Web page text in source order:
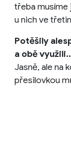
třeba musíme
u nich ve
Potěšily
a obě využili..
Jasně, ale na
přesilovkou